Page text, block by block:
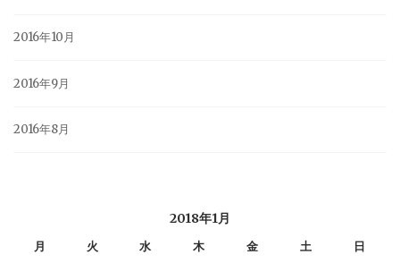
2016年10月
2016年9月
2016年8月
2018年1月
月 火 水 木 金 土 日